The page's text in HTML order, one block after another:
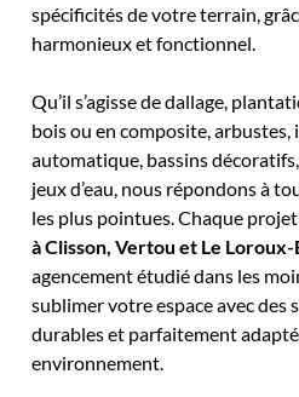
spécificités de votre terrain,
harmonieux et fonctionnel.
Qu’il s’agisse de dallage,
bois ou en composite, arbustes,
automatique, bassins
jeux d’eau, nous répondons à
les plus pointues. Chaque projet
à Clisson, Vertou et Le
agencement étudié dans les
sublimer votre espace avec des
durables et parfaitement
environnement.